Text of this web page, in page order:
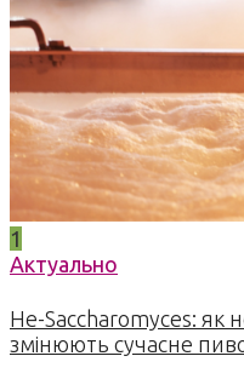
1
Актуально
Не-Saccharomyces: як
змінюють сучасне